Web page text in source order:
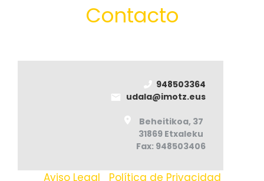
Contacto
948503364
udala@imotz.eus
Beheitikoa, 37
31869 Etxaleku
Fax: 948503406
Aviso Legal Política de Privacidad